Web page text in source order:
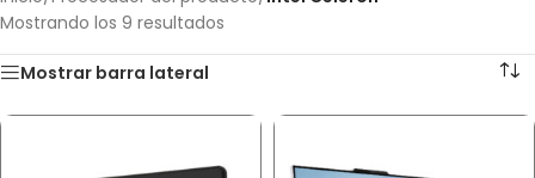
Mostrando los 9 resultados
Mostrar barra lateral